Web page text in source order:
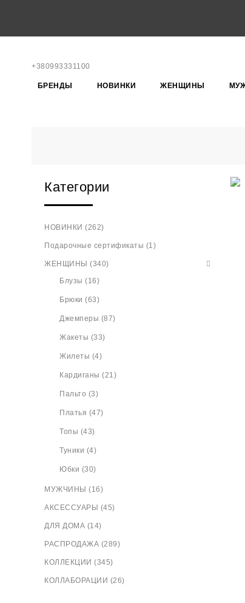
БРЕНДЫ НОВИНКИ ЖЕНЩИНЫ
+380993331100
Категории
НОВИНКИ (262)
Подарочные сертификаты (1)
ЖЕНЩИНЫ (340)
Блузы (16)
Брюки (63)
Джемперы (87)
Жакеты (33)
Жилеты (4)
Кардиганы (21)
Пальто (3)
Платья (47)
Топы (43)
Туники (4)
Юбки (30)
МУЖЧИНЫ (16)
АКСЕССУАРЫ (45)
ДЛЯ ДОМА (14)
РАСПРОДАЖА (289)
КОЛЛЕКЦИИ (345)
КОЛЛАБОРАЦИИ (26)